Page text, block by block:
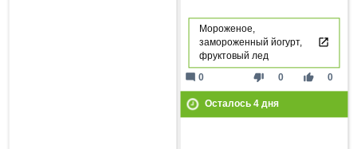
Мороженое,
замороженный йогурт,
фруктовый лед
thumb_down 0 thumb_up 0
mode_comment 0
Осталось 4дня